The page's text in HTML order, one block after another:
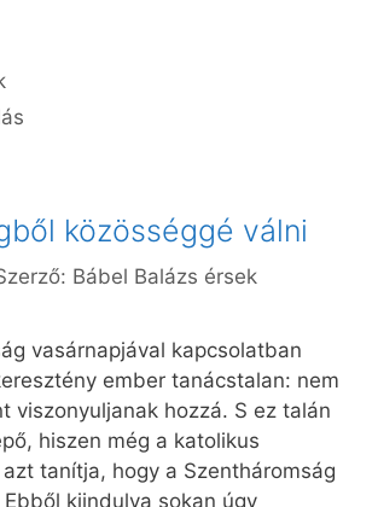
közösséggé válni
Bábel Balázs érsek
vasárnapjával kapcsolatban
ember tanácstalan: nem
viszonyuljanak hozzá. S ez talán
hiszen még a katolikus
tanítja, hogy a Szentháromság
kiindulva sokan úgy